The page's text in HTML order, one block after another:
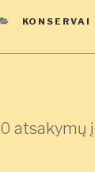
KONSERVAI
0 atsakymų